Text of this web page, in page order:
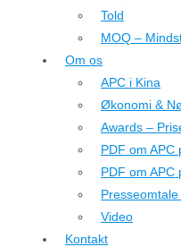
Told
MOQ –
Om os
APC i Kina
Økonomi &
Awards –
PDF om APC
PDF om APC
Presseomtale
Video
Kontakt